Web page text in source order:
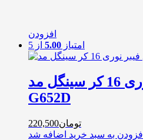
افزودن
امتیاز 5.00 از 5
کابل فیبر نوری 16 کر سینگل مد ITU
G652D
تومان220,500
افزودن به سبد خرید اضافه شد